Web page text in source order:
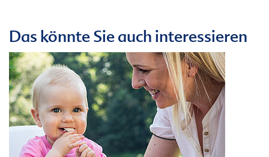
Das könnte Sie auch interessieren